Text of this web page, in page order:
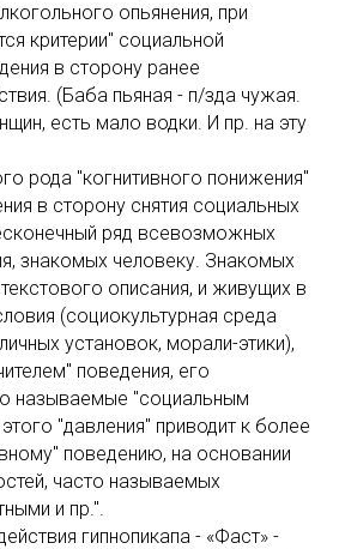
опьянения, при
критерии" социальной
в сторону ранее
(Баба пьяная - п/зда чужая.
есть мало водки. И пр. на эту
рода "когнитивного понижения"
в сторону снятия социальных
ряд всевозможных
знакомых человеку. Знакомых
описания, и живущих в
(социокультурная среда
установок, морали-этики),
поведения, его
называемые "социальным
"давления" приводит к более
поведению, на основании
часто называемых
и пр.".
гипнопикапа - «Фаст» -